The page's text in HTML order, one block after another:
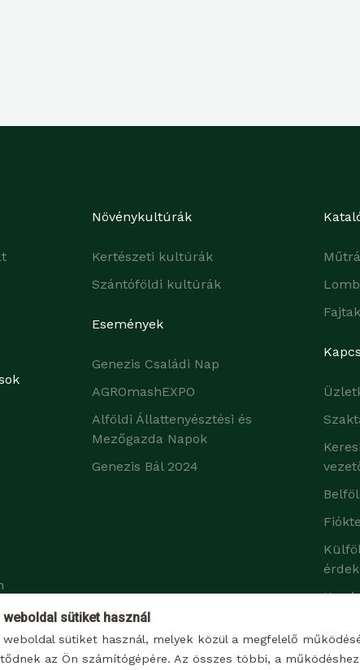
weboldal sütiket használ
weboldal sütiket használ, melyek közül a megfelelő
az Ön számítógépére. Az összes többi, a
Növénykultúrák
Kertészeti kultúrák
Szántóföldi kultúrák
Események
Genezis Családi Nap
AGROmashEXPO
Alföldi Állattenyésztési és
Mezőgazda Napok
Genezis Bál 2024